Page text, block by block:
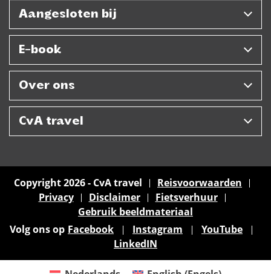
Aangesloten bij
E-book
Over ons
CvA travel
Copyright 2026 - CvA travel
Reisvoorwaarden
Privacy
Disclaimer
Fietsverhuur
Gebruik beeldmateriaal
Volg ons op Facebook Instagram
YouTube
LinkedIN